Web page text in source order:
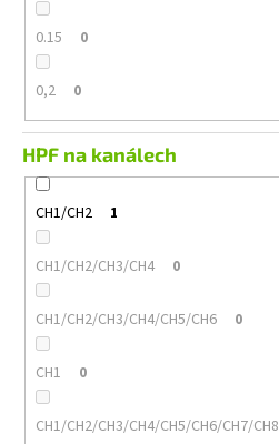
0.15 0
0,2 0
HPF na kanálech
CH1/CH2 1
CH1/CH2/CH3/CH4 0
CH1/CH2/CH3/CH4/CH5/CH6 0
CH1 0
CH1/CH2/CH3/CH4/CH5/CH6/CH7/CH8